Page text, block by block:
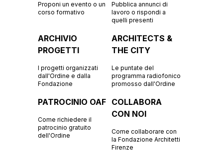
Proponi un evento o un
corso formativo
Pubblica annunci di
lavoro o rispondi a
quelli presenti
ARCHIVIO
PROGETTI
I progetti organizzati
dall'Ordine e dalla
Fondazione
ARCHITECTS &
THE CITY
Le puntate del
programma radiofonico
promosso dall'Ordine
PATROCINIO OAF
Come richiedere il
patrocinio gratuito
dell'Ordine
COLLABORA
CON NOI
Come collaborare con
la Fondazione Architetti
Firenze